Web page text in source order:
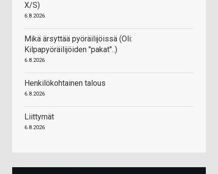
X/S)
6.8.2026
Mikä ärsyttää pyöräilijöissä (Oli:
Kilpapyöräilijöiden "pakat"..)
6.8.2026
Henkilökohtainen talous
6.8.2026
Liittymät
6.8.2026